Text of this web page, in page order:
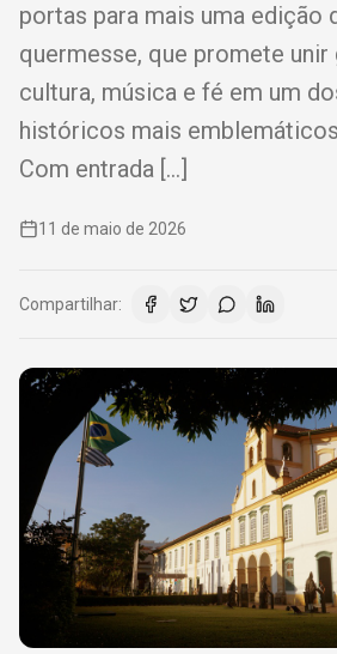
portas para mais uma edição
quermesse, que promete unir
cultura, música e fé em um
históricos mais
Com entrada […]
11 de maio de 2026
Compartilhar: